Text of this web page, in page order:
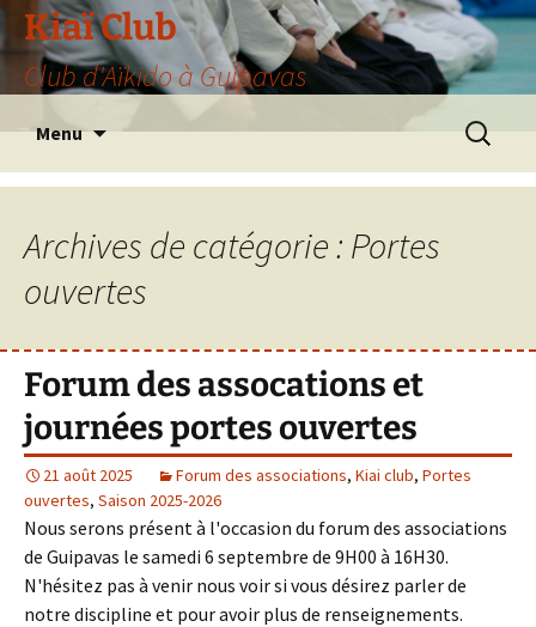
Aller
au
contenu
Kiaï Club
Club d'Aïkido à Guipavas
Menu
Archives de catégorie : Portes
ouvertes
Forum des assocations et
journées portes ouvertes
21 août 2025 Forum des associations, Kiai club, Portes
ouvertes, Saison 2025-2026
Nous serons présent à l'occasion du forum des associations
de Guipavas le samedi 6 septembre de 9H00 à 16H30.
N'hésitez pas à venir nous voir si vous désirez parler de
notre discipline et pour avoir plus de renseignements.